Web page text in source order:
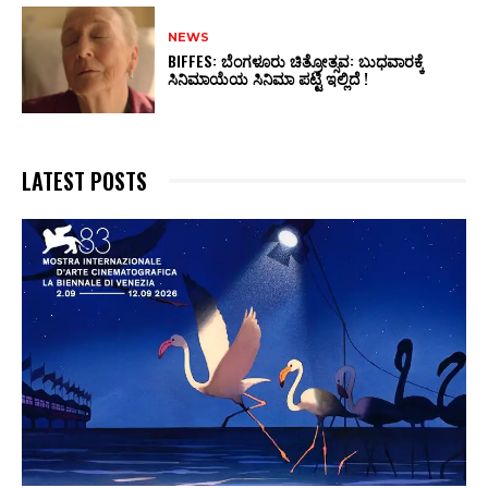
NEWS
BIFFES: ಬೆಂಗಳೂರು ಚಿತ್ರೋತ್ಸವ: ಬುಧವಾರಕ್ಕೆ
ಸಿನಿಮಾಯೆಯ ಸಿನಿಮಾ ಪಟ್ಟಿ ಇಲ್ಲಿದೆ !
LATEST POSTS